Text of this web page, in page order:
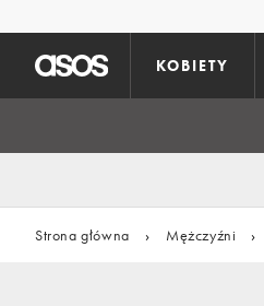
KOBIETY
Strona główna › Mężczyźni ›